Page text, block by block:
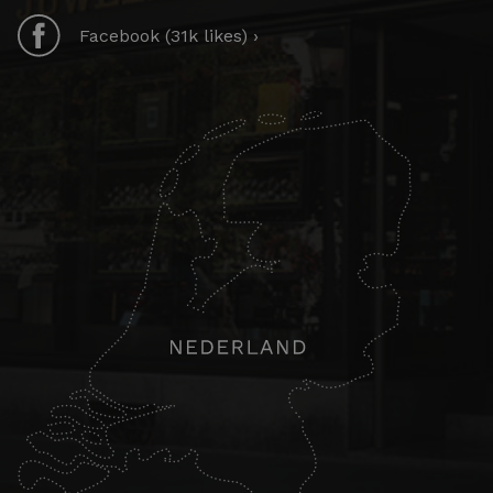
Facebook (31k likes) ›